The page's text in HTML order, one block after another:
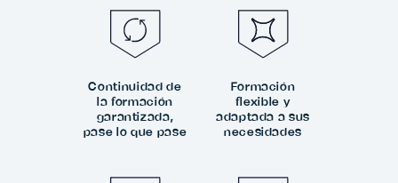
Continuidad de
la formación
garantizada,
pase lo que pase
Formación
flexible y
adaptada a sus
necesidades